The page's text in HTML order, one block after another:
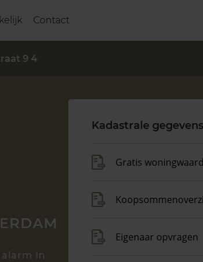
Contact
9 4
alarm in
Kadastrale gegevens
Gratis
Eigenaar opvragen